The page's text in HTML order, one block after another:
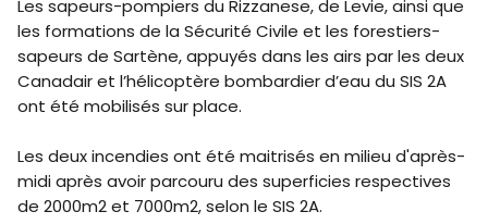
Les sapeurs-pompiers du Rizzanese, de Levie, ainsi que
les formations de la Sécurité Civile et les forestiers-
sapeurs de Sartène, appuyés dans les airs par les deux
Canadair et l’hélicoptère bombardier d’eau du SIS 2A
ont été mobilisés sur place.
Les deux incendies ont été maitrisés en milieu d'après-
midi après avoir parcouru des superficies respectives
de 2000m2 et 7000m2, selon le SIS 2A.